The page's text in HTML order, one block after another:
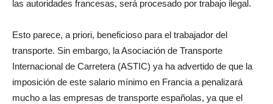
las autoridades francesas, será procesado por trabajo ilegal.
Esto parece, a priori, beneficioso para el trabajador del
transporte. Sin embargo, la Asociación de Transporte
Internacional de Carretera (ASTIC) ya ha advertido de que la
imposición de este salario mínimo en Francia a penalizará
mucho a las empresas de transporte españolas, ya que el